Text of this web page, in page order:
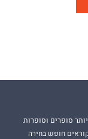
סופרים וסופרות
חופש בחירה